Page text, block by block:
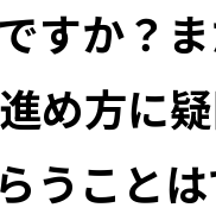
すか？
め方に
うこと